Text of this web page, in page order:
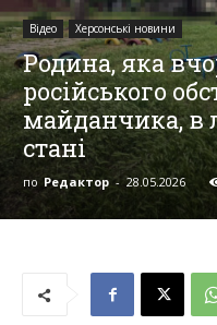
Відео Херсонські новини
Родина, яка
російського
майданчика, в
стані
по Редактор - 28.05.2026